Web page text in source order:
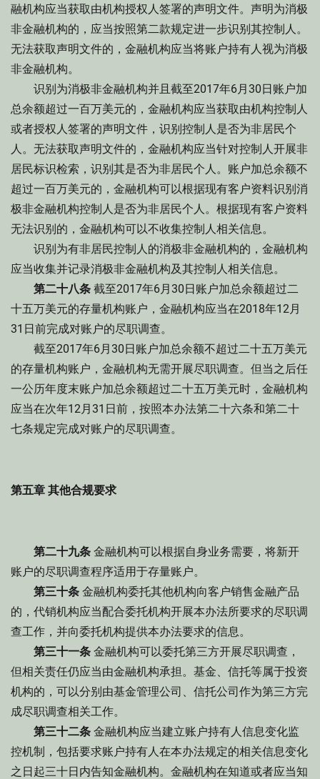
融机构应当获取由机构授权人签署的声明文件。声明为消极
非金融机构的，应当按照第二款规定进一步识别其控制人。
无法获取声明文件的，金融机构应当将账户持有人视为消极
非金融机构。
识别为消极非金融机构并且截至2017年6月30日账户加
总余额超过一百万美元的，金融机构应当获取由机构控制人
或者授权人签署的声明文件，识别控制人是否为非居民个
人。无法获取声明文件的，金融机构应当针对控制人开展非
居民标识检索，识别其是否为非居民个人。账户加总余额不
超过一百万美元的，金融机构可以根据现有客户资料识别消
极非金融机构控制人是否为非居民个人。根据现有客户资料
无法识别的，金融机构可以不收集控制人相关信息。
识别为有非居民控制人的消极非金融机构的，金融机构
应当收集并记录消极非金融机构及其控制人相关信息。
第二十八条 截至2017年6月30日账户加总余额超过二
十五万美元的存量机构账户，金融机构应当在2018年12月
31日前完成对账户的尽职调查。
截至2017年6月30日账户加总余额不超过二十五万美元
的存量机构账户，金融机构无需开展尽职调查。但当之后任
一公历年度末账户加总余额超过二十五万美元时，金融机构
应当在次年12月31日前，按照本办法第二十六条和第二十
七条规定完成对账户的尽职调查。
第五章 其他合规要求
第二十九条 金融机构可以根据自身业务需要，将新开
账户的尽职调查程序适用于存量账户。
第三十条 金融机构委托其他机构向客户销售金融产品
的，代销机构应当配合委托机构开展本办法所要求的尽职调
查工作，并向委托机构提供本办法要求的信息。
第三十一条 金融机构可以委托第三方开展尽职调查，
但相关责任仍应当由金融机构承担。基金、信托等属于投资
机构的，可以分别由基金管理公司、信托公司作为第三方完
成尽职调查相关工作。
第三十二条 金融机构应当建立账户持有人信息变化监
控机制，包括要求账户持有人在本办法规定的相关信息变化
之日起三十日内告知金融机构。金融机构在知道或者应当知